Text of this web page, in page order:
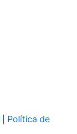
Política de